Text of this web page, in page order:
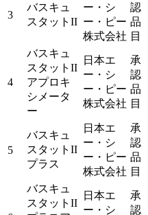
3
バスキュ
スタットII
ー・シ
ー・ピー
株式会社
認
品
目
4
バスキュ
スタットII
アプロキ
シメータ
ー
日本エ
ー・シ
ー・ピー
株式会社
承
認
品
目
5
バスキュ
スタットII
プラス
日本エ
ー・シ
ー・ピー
株式会社
承
認
品
目
バスキュ
スタットII
日本エ
ー・シ
承
認